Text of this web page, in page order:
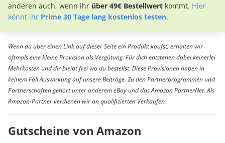
anderen auch, wenn ihr über 49€ Bestellwert kommt. Hier
könnt ihr Prime 30 Tage lang kostenlos testen.
Wenn du über einen Link auf dieser Seite ein Produkt kaufst, erhalten wir
oftmals eine kleine Provision als Vergütung. Für dich entstehen dabei keinerlei
Mehrkosten und dir bleibt frei wo du bestellst. Diese Provisionen haben in
keinem Fall Auswirkung auf unsere Beiträge. Zu den Partnerprogrammen und
Partnerschaften gehört unter anderem eBay und das Amazon PartnerNet. Als
Amazon-Partner verdienen wir an qualifizierten Verkäufen.
Gutscheine von Amazon